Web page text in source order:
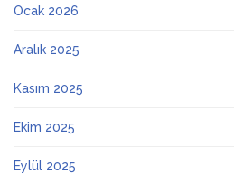
Ocak 2026
Aralık 2025
Kasım 2025
Ekim 2025
Eylül 2025